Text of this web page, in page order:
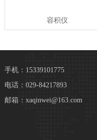
容积仪
手机：15339101775
电话：029-84217893
邮箱：xaqinwei@163.com